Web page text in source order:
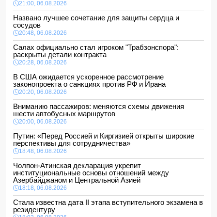
21:00, 06.08.2026
Названо лучшее сочетание для защиты сердца и
сосудов
20:48, 06.08.2026
Салах официально стал игроком "Трабзонспора":
раскрыты детали контракта
20:28, 06.08.2026
В США ожидается ускоренное рассмотрение
законопроекта о санкциях против РФ и Ирана
20:20, 06.08.2026
Вниманию пассажиров: меняются схемы движения
шести автобусных маршрутов
20:00, 06.08.2026
Путин: «Перед Россией и Киргизией открыты широкие
перспективы для сотрудничества»
18:48, 06.08.2026
Чолпон-Атинская декларация укрепит
институциональные основы отношений между
Азербайджаном и Центральной Азией
18:18, 06.08.2026
Стала известна дата II этапа вступительного экзамена в
резидентуру